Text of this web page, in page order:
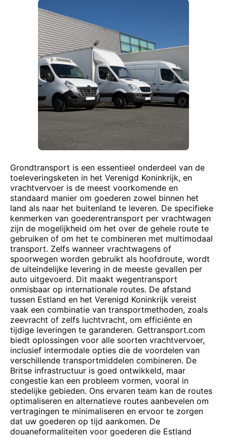
Grondtransport is een essentieel onderdeel van de
toeleveringsketen in het Verenigd Koninkrijk, en
vrachtvervoer is de meest voorkomende en
standaard manier om goederen zowel binnen het
land als naar het buitenland te leveren. De specifieke
kenmerken van goederentransport per vrachtwagen
zijn de mogelijkheid om het over de gehele route te
gebruiken of om het te combineren met multimodaal
transport. Zelfs wanneer vrachtwagens of
spoorwegen worden gebruikt als hoofdroute, wordt
de uiteindelijke levering in de meeste gevallen per
auto uitgevoerd. Dit maakt wegentransport
onmisbaar op internationale routes. De afstand
tussen Estland en het Verenigd Koninkrijk vereist
vaak een combinatie van transportmethoden, zoals
zeevracht of zelfs luchtvracht, om efficiënte en
tijdige leveringen te garanderen. Gettransport.com
biedt oplossingen voor alle soorten vrachtvervoer,
inclusief intermodale opties die de voordelen van
verschillende transportmiddelen combineren. De
Britse infrastructuur is goed ontwikkeld, maar
congestie kan een probleem vormen, vooral in
stedelijke gebieden. Ons ervaren team kan de routes
optimaliseren en alternatieve routes aanbevelen om
vertragingen te minimaliseren en ervoor te zorgen
dat uw goederen op tijd aankomen. De
douaneformaliteiten voor goederen die Estland